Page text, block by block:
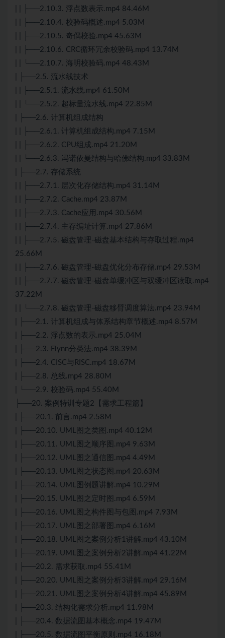
| | ├──2.10.3. 浮点数表示.mp4 84.46M
| | ├──2.10.4. 校验码概述.mp4 5.03M
| | ├──2.10.5. 奇偶校验.mp4 45.63M
| | ├──2.10.6. CRC循环冗余校验码.mp4 13.74M
| | └──2.10.7. 海明校验码.mp4 48.43M
| ├──2.5. 流水线技术
| | ├──2.5.1. 流水线.mp4 61.50M
| | └──2.5.2. 超标量流水线.mp4 22.85M
| ├──2.6. 计算机组成结构
| | ├──2.6.1. 计算机组成结构.mp4 7.15M
| | ├──2.6.2. CPU组成.mp4 21.20M
| | └──2.6.3. 冯诺依曼结构与哈佛结构.mp4 33.83M
| ├──2.7. 存储系统
| | ├──2.7.1. 层次化存储结构.mp4 31.14M
| | ├──2.7.2. Cache.mp4 23.87M
| | ├──2.7.3. Cache应用.mp4 30.56M
| | ├──2.7.4. 主存编址计算.mp4 27.86M
| | ├──2.7.5. 磁盘管理-磁盘基本结构与存取过程.mp4
25.66M
| | ├──2.7.6. 磁盘管理-磁盘优化分布存储.mp4 29.53M
| | ├──2.7.7. 磁盘管理-磁盘单缓冲区与双缓冲区读取.mp4
37.22M
| | └──2.7.8. 磁盘管理-磁盘移臂调度 算法 .mp4 23.94M
| ├──2.1. 计算机组成与体系结构章节概述.mp4 8.57M
| ├──2.2. 浮点数的表示.mp4 25.04M
| ├──2.3. Flynn分类法.mp4 38.39M
| ├──2.4. CISC与RISC.mp4 18.67M
| ├──2.8. 总线.mp4 28.80M
| └──2.9. 校验码.mp4 55.40M
├──20. 案例特训专题2【需求工程篇】
| ├──20.1. 前言.mp4 2.58M
| ├──20.10. UML图之类图.mp4 40.12M
| ├──20.11. UML图之顺序图.mp4 9.63M
| ├──20.12. UML图之通信图.mp4 4.49M
| ├──20.13. UML图之状态图.mp4 20.63M
| ├──20.14. UML图例题讲解.mp4 10.29M
| ├──20.15. UML图之定时图.mp4 6.59M
| ├──20.16. UML图之构件图与包图.mp4 7.93M
| ├──20.17. UML图之部署图.mp4 6.16M
| ├──20.18. UML图之案例分析1讲解.mp4 43.10M
| ├──20.19. UML图之案例分析2讲解.mp4 41.22M
| ├──20.2. 需求获取.mp4 55.41M
| ├──20.20. UML图之案例分析3讲解.mp4 29.16M
| ├──20.21. UML图之案例分析4讲解.mp4 45.89M
| ├──20.3. 结构化需求分析.mp4 11.98M
| ├──20.4. 数据流图基本概念.mp4 19.47M
| ├──20.5. 数据流图平衡原则.mp4 16.18M